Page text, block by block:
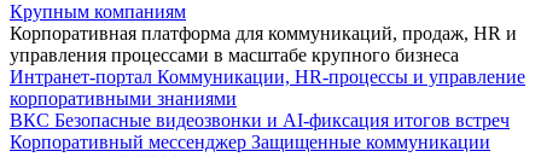
Крупным компаниям
Корпоративная платформа для коммуникаций, продаж, HR и
управления процессами в масштабе крупного бизнеса
Интранет-портал Коммуникации, HR-процессы и управление
корпоративными знаниями
ВКС Безопасные видеозвонки и AI-фиксация итогов встреч
Корпоративный мессенджер Защищенные коммуникации